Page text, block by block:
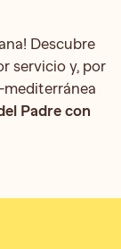
Descubre
servicio y, por
Padre con